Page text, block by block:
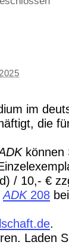
im
die
können
/ 10,- €
ADK 208
.
Laden